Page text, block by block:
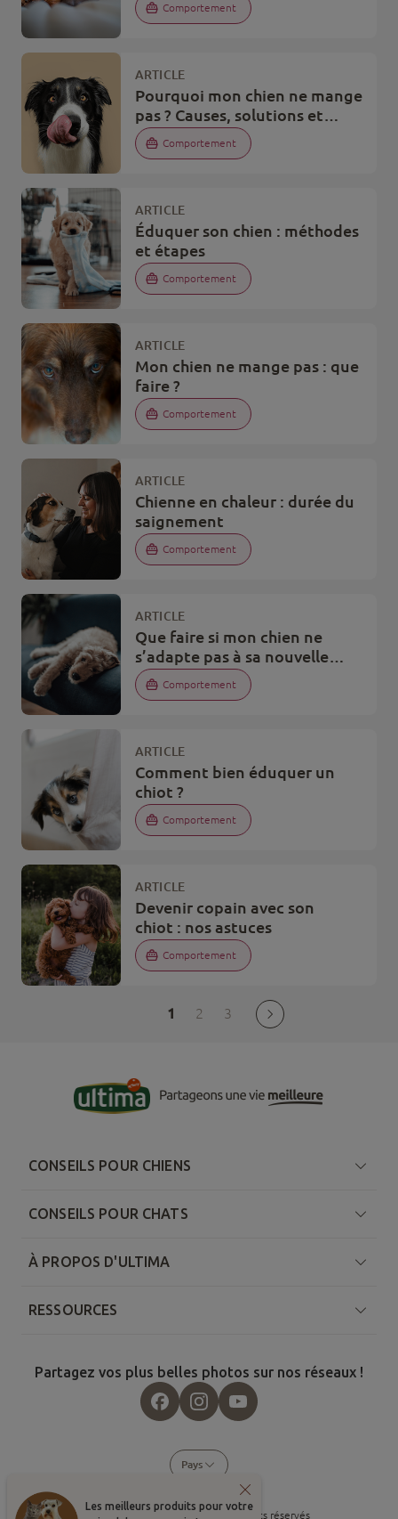
Comportement
ARTICLE
Pourquoi mon chien ne mange
pas ? Causes, solutions et
conseilsComportement
ARTICLE
Éduquer son chien : méthodes
et étapes
Comportement
ARTICLE
Mon chien ne mange pas : que
faire ?
Comportement
ARTICLE
Chienne en chaleur : durée du
saignement
Comportement
ARTICLE
Que faire si mon chien ne
s’adapte pas à sa nouvelle
maison ?
Comportement
ARTICLE
Comment bien éduquer un
chiot ?
Comportement
ARTICLE
Devenir copain avec son
chiot : nos astuces
Comportement
1 2 3
Les meilleurs produits pour votre
CONSEILS POUR CHIENS
CONSEILS POUR CHATS
À PROPOS D'ULTIMA
RESSOURCES
Partagez vos plus belles photos sur nos réseaux !
Pays
© 2026 , Affinity Petcare. Tous droits réservés